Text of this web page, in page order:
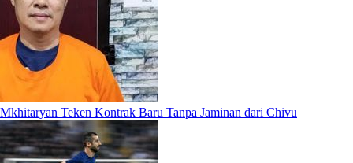
Mkhitaryan Teken Kontrak Baru Tanpa Jaminan dari Chivu